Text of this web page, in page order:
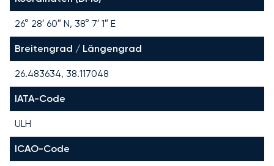
26° 28′ 60″ N, 38° 7′ 1″ E
Breitengrad / Längengrad
26.483634, 38.117048
IATA-Code
ULH
ICAO-Code